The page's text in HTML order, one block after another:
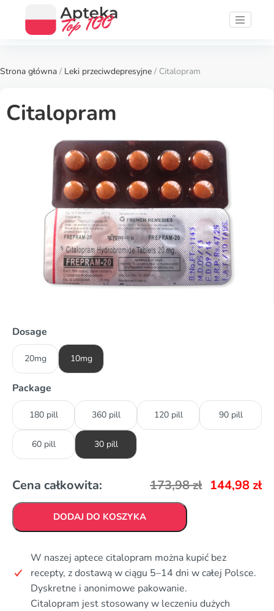
Strona główna / Leki przeciwdepresyjne / Citalopram
Citalopram
Dosage
20mg 10mg
Package
180 pill 360 pill 120 pill 90 pill
60 pill 30 pill
Cena całkowita: 173,98zł 144,98 zł
DODAJ DO KOSZYKA
W naszej aptece citalopram można kupić bez
recepty, z dostawą w ciągu 5–14 dni w całej Polsce.
Dyskretne i anonimowe pakowanie.
Citalopram jest stosowany w leczeniu dużych